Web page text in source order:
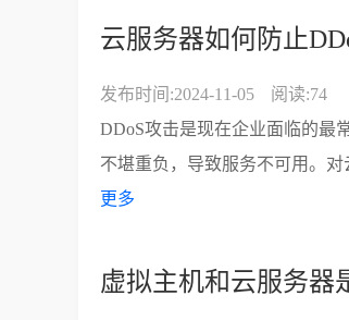
云服务器如何防止
发布时间:2024-11-05
阅读:74
DDoS攻击是现在企业面临的最
不堪重负，导致服务不可用。
更多
虚拟主机和云服务器